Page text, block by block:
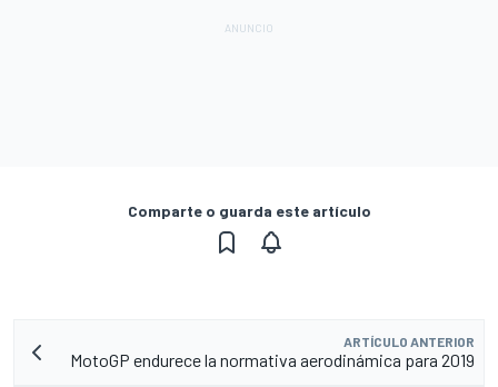
Comparte o guarda este artículo
ARTÍCULO ANTERIOR
MotoGP endurece la normativa aerodinámica para 2019